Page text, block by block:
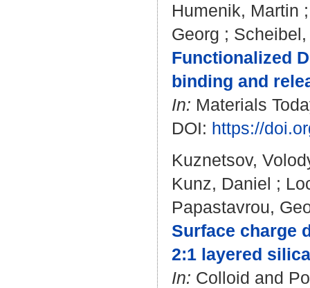
Humenik, Martin
Georg ;
Functionalized
binding and
In: Materials
DOI: https://
Kuznetsov,
Kunz, Daniel ;
Papastavrou,
Surface charge
2:1 layered
In: Colloid and